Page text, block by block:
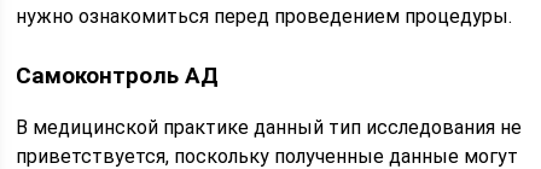
нужно ознакомиться перед проведением процедуры.
Самоконтроль АД
В медицинской практике данный тип исследования не
приветствуется, поскольку полученные данные могут